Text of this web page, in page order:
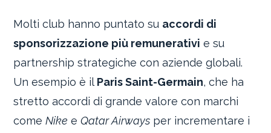
Molti club hanno puntato su accordi di
sponsorizzazione più remunerativi e su
partnership strategiche con aziende globali.
Un esempio è ilParis Saint-Germain, che ha
stretto accordi di grande valore con marchi
comeNike eQatar Airways per incrementare i